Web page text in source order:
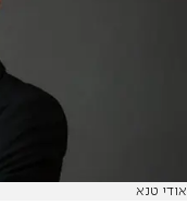
אודי טנא